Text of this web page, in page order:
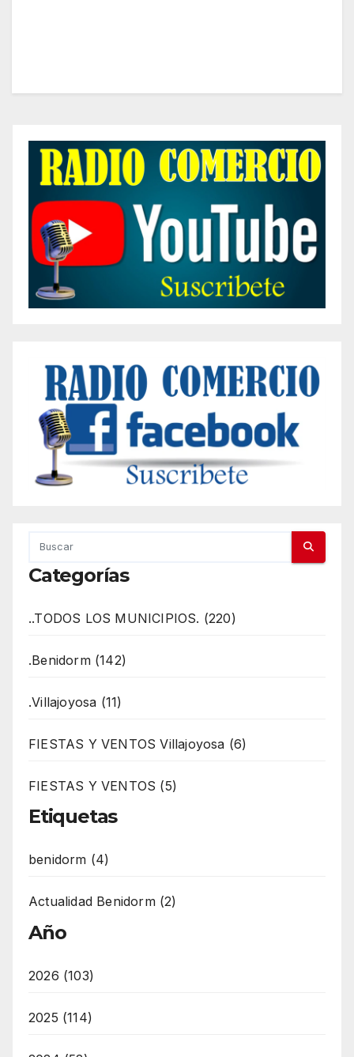
Categorías
..TODOS LOS MUNICIPIOS. (220)
.Benidorm (142)
.Villajoyosa (11)
FIESTAS Y VENTOS Villajoyosa (6)
FIESTAS Y VENTOS (5)
Etiquetas
benidorm (4)
Actualidad Benidorm (2)
Año
2026 (103)
2025 (114)